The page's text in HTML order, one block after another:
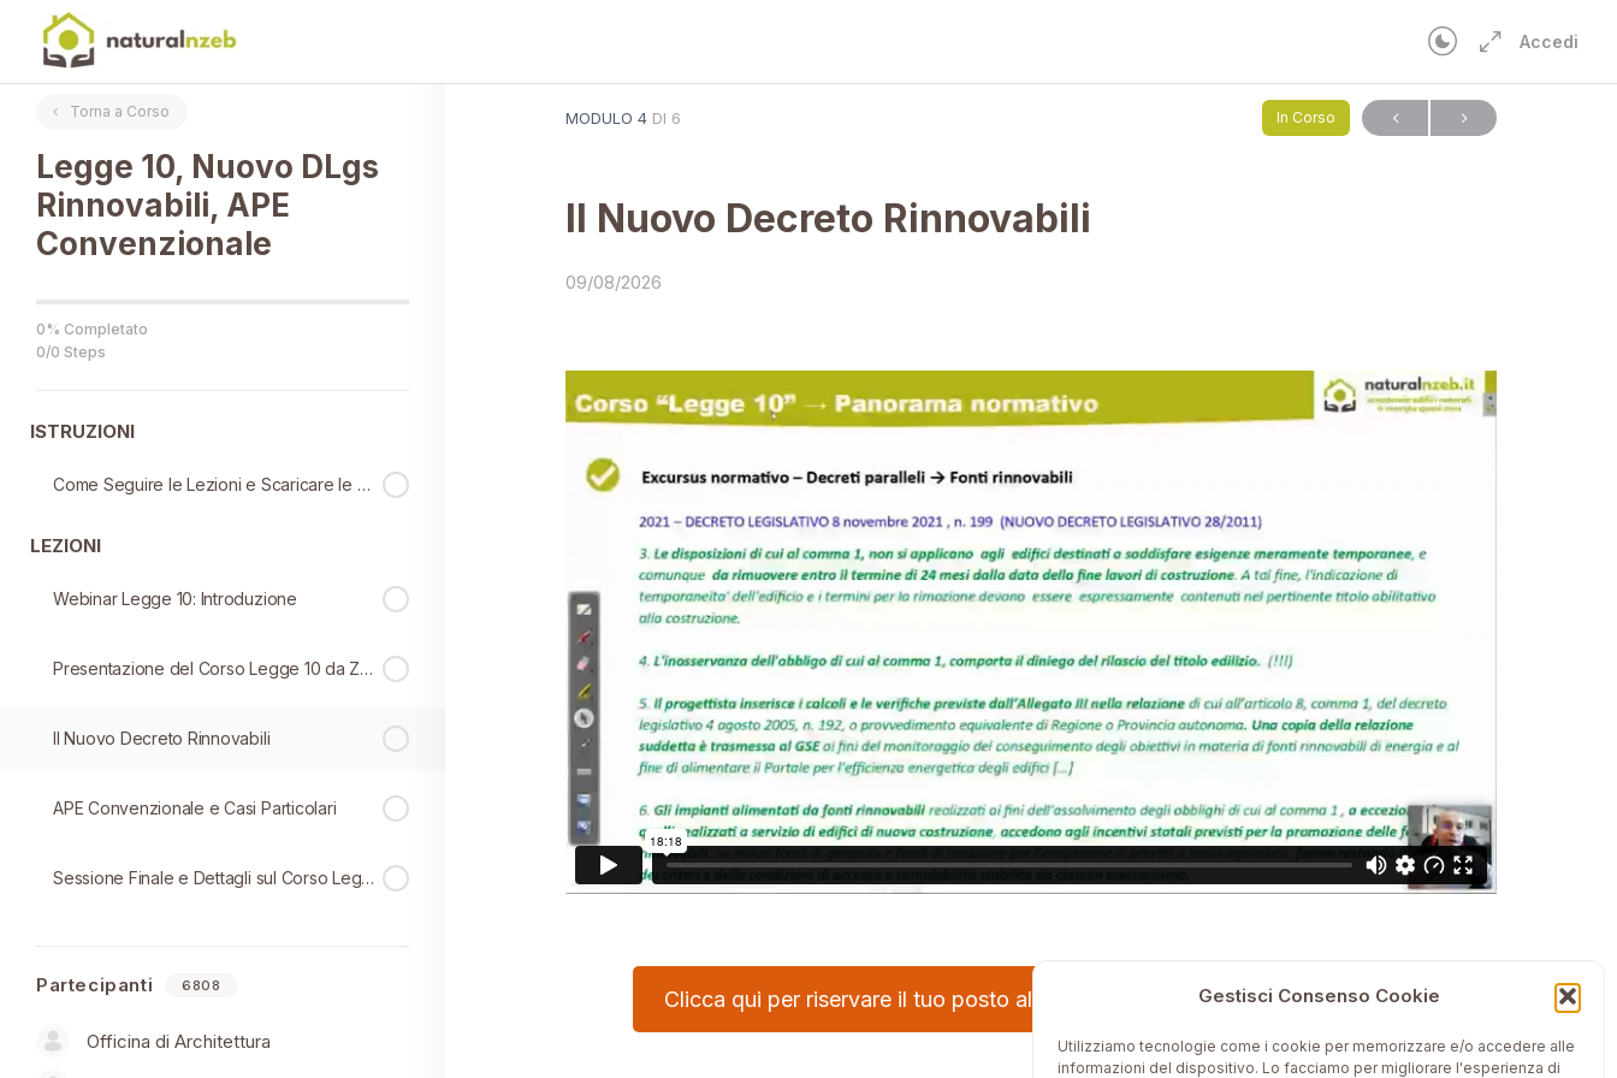
Gestisci Consenso Cookie
Utilizziamo tecnologie come i cookie per memorizzare e/o accedere alle
informazioni del dispositivo. Lo facciamo per migliorare l'esperienza di
Accedi
Torna a Corso
Legge 10, Nuovo DLgs
Rinnovabili, APE
Convenzionale
0% Completato
0/0 Steps
ISTRUZIONI
Come Seguire le Lezioni e Scaricare le Slide
LEZIONI
Webinar Legge 10: Introduzione
Presentazione del Corso Legge 10 da Zero a Esperto
Il Nuovo Decreto Rinnovabili
APE Convenzionale e Casi Particolari
Sessione Finale e Dettagli sul Corso Legge 10
Partecipanti 6808
Officina di Architettura
MODULO 4 DI 6 In Corso
Il Nuovo Decreto Rinnovabili
09/08/2026
Clicca qui per riservare il tuo posto al Corso Legge 10 da Zero a Esperto